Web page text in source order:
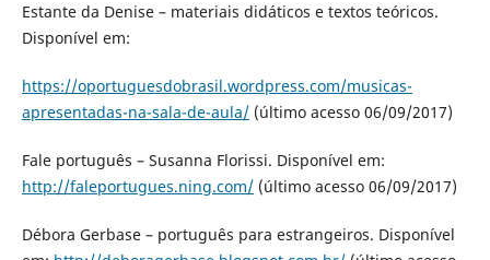
Estante da Denise – materiais didáticos e textos teóricos.
Disponível em:
https://oportuguesdobrasil.wordpress.com/musicas-
apresentadas-na-sala-de-aula/(último acesso 06/09/2017)
Fale português – Susanna Florissi. Disponível em:
http://faleportugues.ning.com/(último acesso 06/09/2017)
Débora Gerbase – português para estrangeiros. Disponível